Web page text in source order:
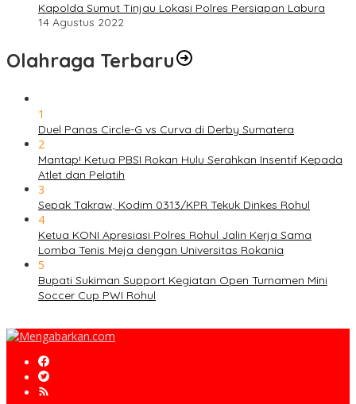
Kapolda Sumut Tinjau Lokasi Polres Persiapan Labura
14 Agustus 2022
Olahraga Terbaru
1
Duel Panas Circle-G vs Curva di Derby Sumatera
2
Mantap! Ketua PBSI Rokan Hulu Serahkan Insentif Kepada
Atlet dan Pelatih
3
Sepak Takraw, Kodim 0313/KPR Tekuk Dinkes Rohul
4
Ketua KONI Apresiasi Polres Rohul Jalin Kerja Sama
Lomba Tenis Meja dengan Universitas Rokania
5
Bupati Sukiman Support Kegiatan Open Turnamen Mini
Soccer Cup PWI Rohul